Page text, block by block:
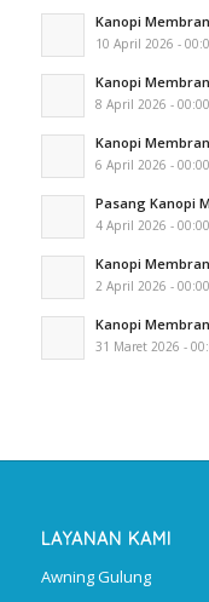
Kanopi
10 April 2026 -
Kanopi
8 April 2026 - 00:00
Kanopi
6 April 2026 - 00:00
Pasang Kanopi
4 April 2026 - 00:00
Kanopi
2 April 2026 - 00:00
Kanopi
31 Maret 2026 -
LAYANAN KAMI
Awning Gulung